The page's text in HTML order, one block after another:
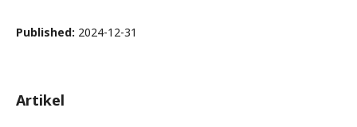
Published: 2024-12-31
Artikel